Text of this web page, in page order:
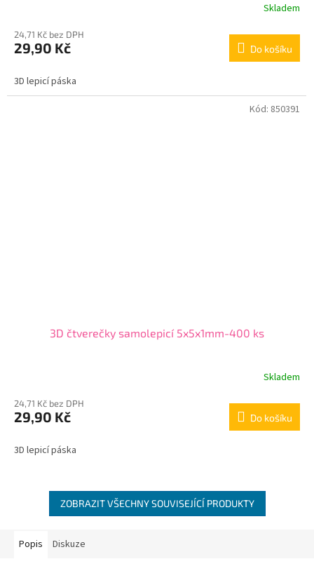
Skladem
24,71 Kč bez DPH
29,90 Kč Do košíku
3D lepicí páska
3D čtverečky samolepicí 5x5x1mm-400 ks
Skladem
24,71 Kč bez DPH
29,90 Kč Do košíku
3D lepicí páska
Kód: 850391
ZOBRAZIT VŠECHNY SOUVISEJÍCÍ PRODUKTY
Popis Diskuze